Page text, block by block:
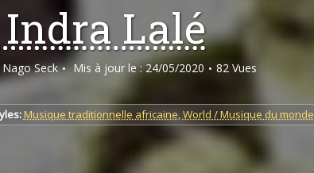
Lalé
Nago Seck Mis à jour le : 24/05/2020 82 Vues
Musique traditionnelle africaine,World / Musique du monde